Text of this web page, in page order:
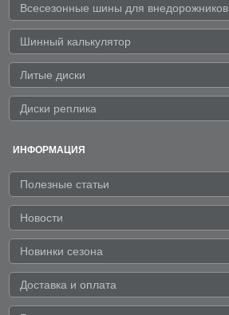
Всесезонные шины для внедорожников
Шинный калькулятор
Литые диски
Диски реплика
ИНФОРМАЦИЯ
Полезные статьи
Новости
Новинки сезона
Доставка и оплата